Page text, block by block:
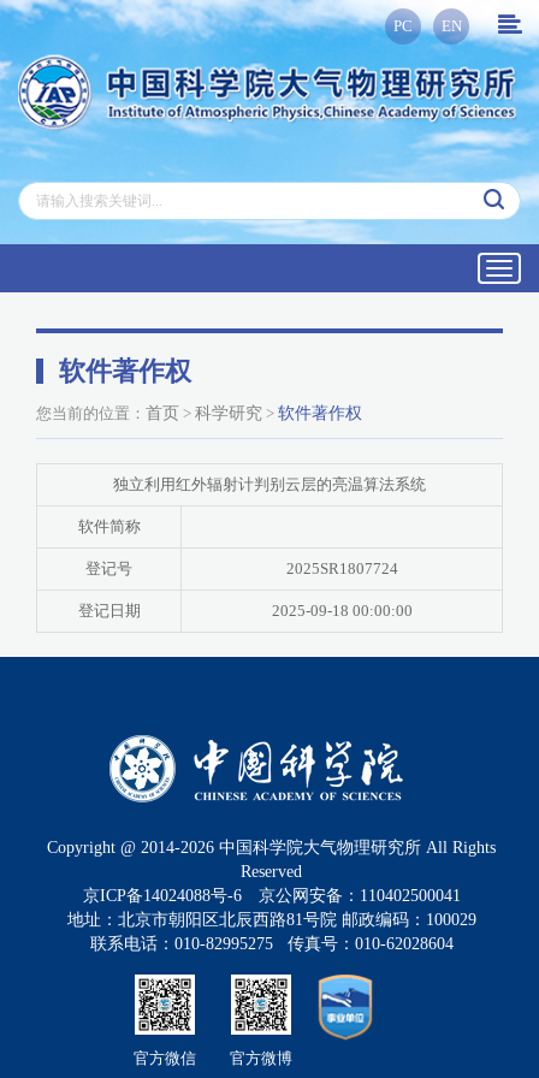
PC EN
软件著作权
您当前的位置： 首页 > 科学研究 > 软件著作权
独立利用红外辐射计判别云层的亮温算法系统
软件简称
登记号 2025SR1807724
登记日期 2025-09-18 00:00:00
Copyright @ 2014-2026 中国科学院大气物理研究所 All Rights
Reserved
京ICP备14024088号-6
京公网安备：110402500041
地址：北京市朝阳区北辰西路81号院 邮政编码：100029
联系电话：010-82995275 传真号：010-62028604
官方微信 官方微博